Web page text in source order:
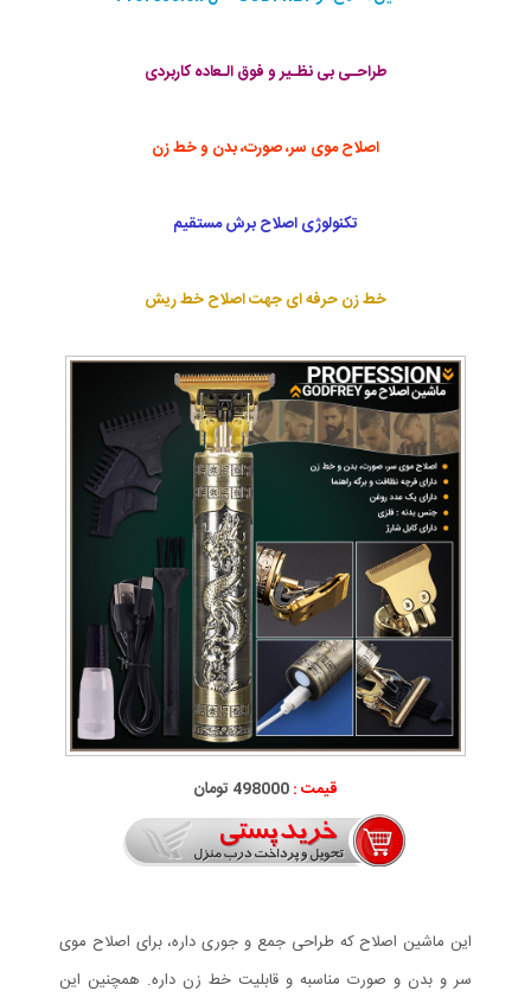
طراحـی بی نظـیر و فوق الـعاده کاربردی
اصلاح موی سر، صورت، بدن و خط زن
تکنولوژی اصلاح برش مستقیم
خط زن حرفه ای جهت اصلاح خط ریش
قیمت :498000 تومان
این ماشین اصلاح که طراحی جمع و جوری داره، برای اصلاح موی
سر و بدن و صورت مناسبه و قابلیت خط زن داره. همچنین این